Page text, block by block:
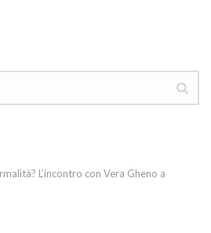
L’incontro con Vera Gheno a